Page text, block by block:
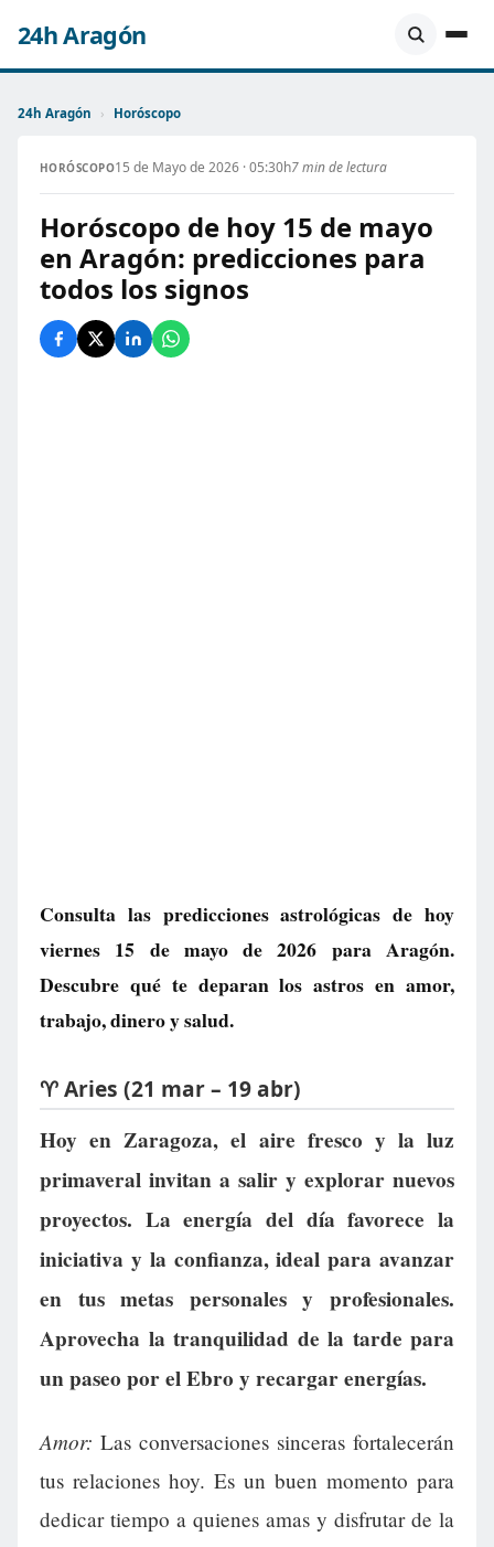
24h Aragón
24h Aragón › Horóscopo
HORÓSCOPO15 de Mayo de 2026 · 05:30h7 min de lectura
Horóscopo de hoy 15 de mayo
en Aragón: predicciones para
todos los signos
Consulta las predicciones astrológicas de hoy
viernes 15 de mayo de 2026 para Aragón.
Descubre qué te deparan los astros en amor,
trabajo, dinero y salud.
♈ Aries (21 mar – 19 abr)
Hoy en Zaragoza, el aire fresco y la luz
primaveral invitan a salir y explorar nuevos
proyectos. La energía del día favorece la
iniciativa y la confianza, ideal para avanzar
en tus metas personales y profesionales.
Aprovecha la tranquilidad de la tarde para
un paseo por el Ebro y recargar energías.
Amor: Las conversaciones sinceras fortalecerán
tus relaciones hoy. Es un buen momento para
dedicar tiempo a quienes amas y disfrutar de la